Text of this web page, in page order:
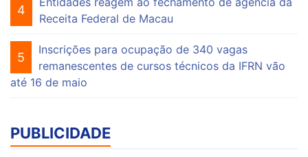
4
Receita Federal de Macau
5
Inscrições para ocupação de 340 vagas
remanescentes de cursos técnicos da IFRN vão
até 16 de maio
PUBLICIDADE